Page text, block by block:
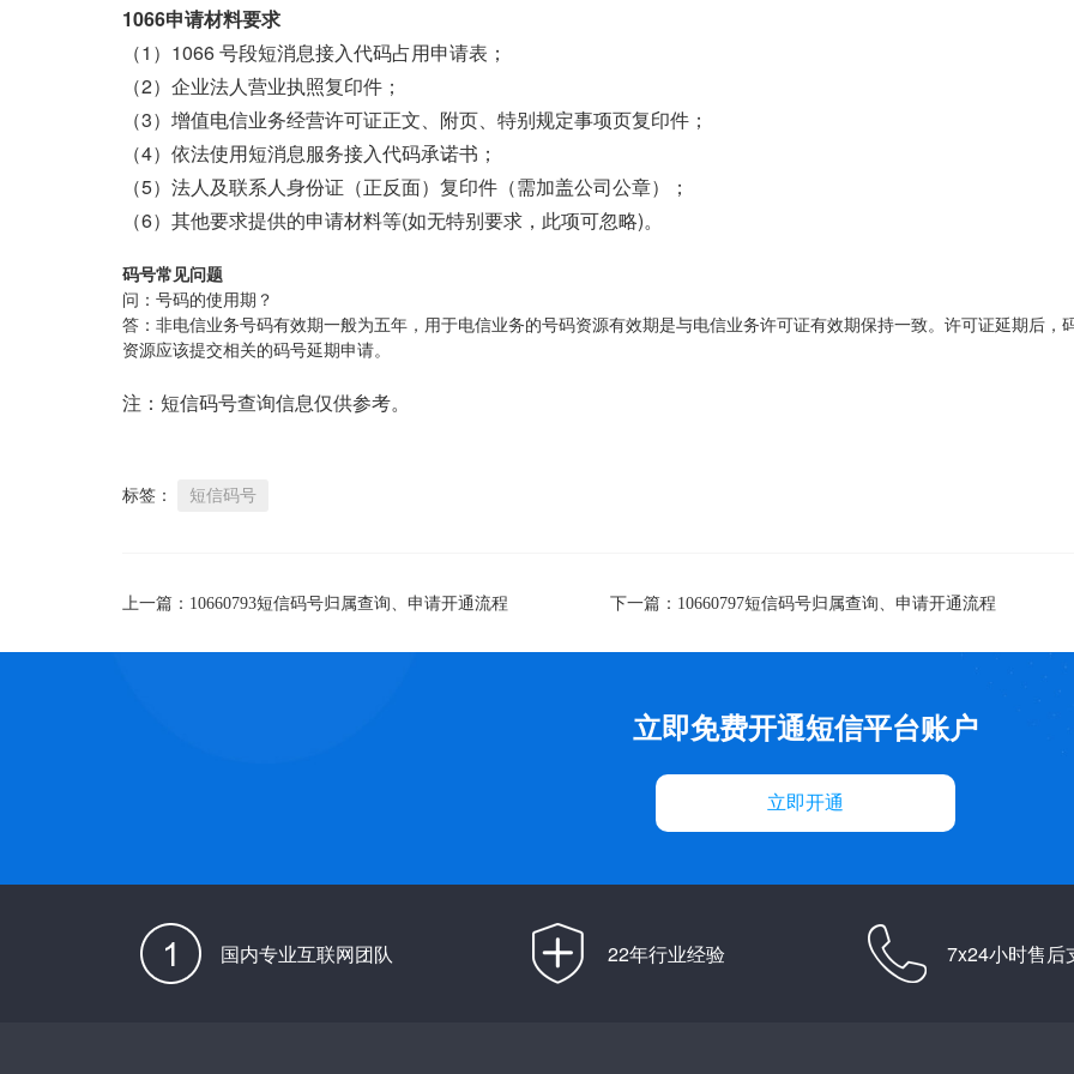
1066申请材料要求
（1）1066 号段短消息接入代码占用申请表；
（2）企业法人营业执照复印件；
（3）增值电信业务经营许可证正文、附页、特别规定事项页复印件；
（4）依法使用短消息服务接入代码承诺书；
（5）法人及联系人身份证（正反面）复印件（需加盖公司公章）；
（6）其他要求提供的申请材料等(如无特别要求，此项可忽略)。
码号常见问题
问：号码的使用期？
答：非电信业务号码有效期一般为五年，用于电信业务的号码资源有效期是与电信业务许可证有效期保持一致。许可证延期后，
资源应该提交相关的码号延期申请。
注：短信码号查询信息仅供参考。
标签： 短信码号
上一篇： 10660793短信码号归属查询、申请开通流程 下一篇： 10660797短信码号归属查询、申请开通流程
立即免费开通短信平台账户
立即开通
国内专业互联网团队 22年行业经验 7x24小时售后